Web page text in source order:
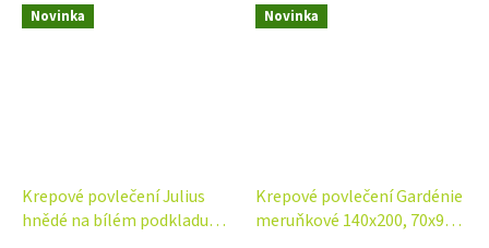
výroba, zipové zapínání.
šedému prostěradlu.
Novinka
Krepové povlečení Julius
hnědé na bílém podkladu
Novinka
Krepové povlečení Gardénie
meruňkové 140x200, 70x90